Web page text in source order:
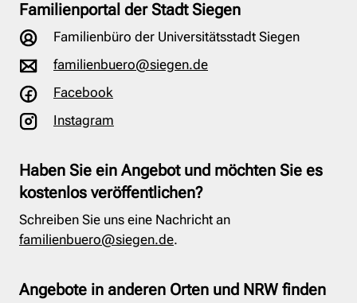
Familienportal der Stadt Siegen
Familienbüro der Universitätsstadt Siegen
familienbuero@siegen.de
Facebook
Instagram
Haben Sie ein Angebot und möchten Sie es
kostenlos veröffentlichen?
Schreiben Sie uns eine Nachricht an
familienbuero@siegen.de.
Angebote in anderen Orten und NRW finden